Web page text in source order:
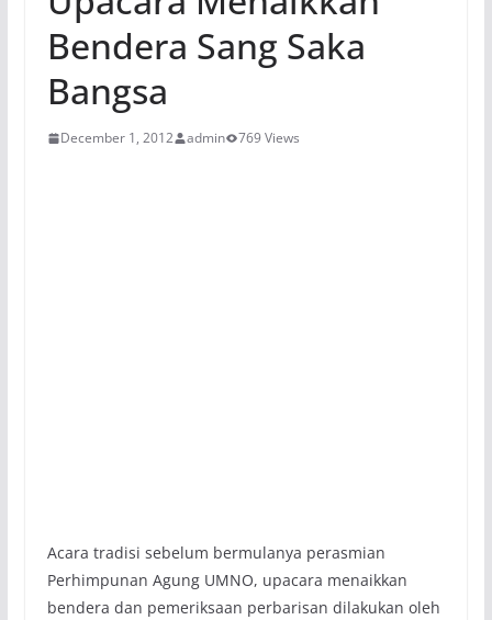
Bendera Sang Saka
Bangsa
December 1, 2012 admin 769 Views
Acara tradisi sebelum bermulanya perasmian
Perhimpunan Agung UMNO, upacara menaikkan
bendera dan pemeriksaan perbarisan dilakukan oleh